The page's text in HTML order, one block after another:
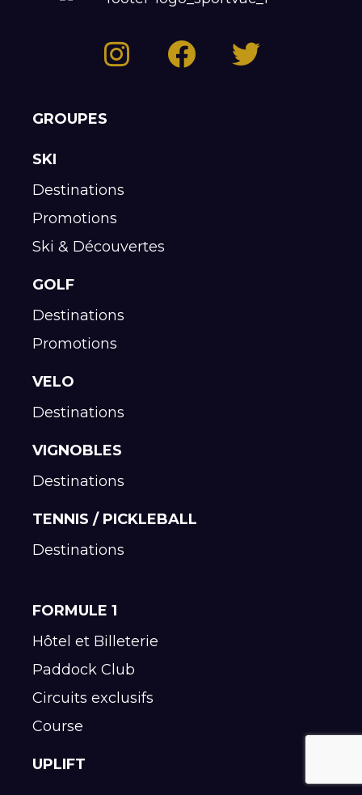
GROUPES
SKI
Destinations
Promotions
Ski & Découvertes
GOLF
Destinations
Promotions
VELO
Destinations
VIGNOBLES
Destinations
TENNIS / PICKLEBALL
Destinations
FORMULE 1
Hôtel et Billeterie
Paddock Club
Circuits exclusifs
Course
UPLIFT